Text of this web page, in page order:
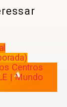
Centros
| Mundo